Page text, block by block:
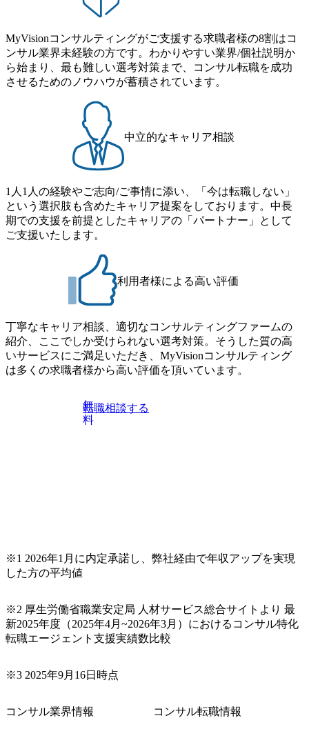
ば上がれる環境となっている 安定した経営環境の下、コン
できる 豊富な経験を持つコンサル経験者の場合は、自らチ
ームを立ち上げることが可能 裁量をもった営業活動、デリ
バリー活動ができる(スタートアップとの協業、新規ソリュ
ーションの開発 など) シンプレクスの顧客基盤、エンジニ
できる 2026年8月21日(金) 19:30〜21:30 (19:20開場) 2026年8
月12日(水) 16:00 ※参加状況によっては抽選とさせていただ
く可能性がございます。 このたび、ファーム経験者の方を
対象にした懇親会形式の採用イベント「サロンイベント」
を開催いたします。 カジュアルな場で現場社員と直接交流
できる機会ですので、ぜひご参加ください。 当日はXspear
Consulting代表取締役の早田とMDやその他現場社員が複数
名参加する予定です！ ●費用 : 無料 虎ノ門ヒルズ付近 ※詳
細な場所については参加者の方へ個別でご連絡いたしま
す。 コンサルファームにてマネージャー以上の職務を担当
の場となっている <u>教育・研修プログラムが非常に充実</
番組があり、新卒紹介、会社の七不思議紹介等、規模が大
きくなっていく中で社員同士のつながりを広げる取り組み
もしている 今後の成長戦略として海外展開を見据えてい
る。足元のグローバル案件割合は10%程度だが、英語が得
ンスも大きい。 代表インタビュー https://note.com/dirbato/n/n0
a040c36b128 Forbes JAPAN BrandVoice Studio 「使命はテクノ
ロジーで企業の可能性を引き出すこと。日本に求められるI
Tコンサルタントという伴走者」 https://forbesjapan.com/article
s/detail/67452 Forbes JAPAN BrandVoice Studio 「コンサル業
界におけるIT人材価値再興。Dirbatoの最前線パートナーが
切り開くテクノロジーの変革」 https://forbesjapan.com/articles/
preview/68657?preview=TAI1oir8Coe5Df3zuZhtd24YfH72/Zzdm
BTIEMOnWUWREjOFLO1IL1KPEi4dgCbb Forbes JAPAN Bra
ndVoice Studio 「求めるのは、競争と連帯 。IT特化の急成長
ファーム・Dirbatoの社員支援」 https://forbesjapan.com/articles/
detail/69848 MyViision企業インタビュー① https://my-vision.co.
jp/consulting-firm/dirbato/interview01 MyViision企業インタビュ
ー② https://my-vision.co.jp/consulting-firm/dirbato/interview02 20
26年8月18日(火) 19:00開始～最長20:00終了 2026年8月13日
(木) 16:00 当日はDirbatoの現役トップコンサルタントが業界
動向を踏まえ、コンサルティング市場の最新トレンドをお
伝えいたします。コンサルティング業界への転職を迷われ
ている方や情報収集を行いたい方のご参加も歓迎です。更
上位職のコンサルタントだけでなく、メンバークラスのコ
ンサルタントも登壇しますので、当社へ気になることや転
職後のご不安な事はその場でご質問いただけますので、ぜ
承ください。 【服装・持ち物】 ・特になし カジュアルな服
装でご参加ください。 【募集ポジション】 ITコンサルタン
定 ・全社デジタルトランスフォーメーション企画構想 ・業
務/組織/システムの現状分析/RPA選定/導入/実装 ・プライベ
ート/パブリッククラウド導入 ・AI活用による業務効率化/
企画 ・Disruptive Technologyを活用した新規事業の立案/推
上げていきたい ・サービスやソリューションに捉われず、
MyVisionコンサルティングがご支援する求職者様の8割はコ
ンサル業界未経験の方です。わかりやすい業界/個社説明か
ら始まり、最も難しい選考対策まで、コンサル転職を成功
させるためのノウハウが蓄積されています。
中立的なキャリア相談
1人1人の経験やご志向/ご事情に添い、「今は転職しない」
という選択肢も含めたキャリア提案をしております。中長
期での支援を前提としたキャリアの「パートナー」として
ご支援いたします。
利用者様による高い評価
丁寧なキャリア相談、適切なコンサルティングファームの
紹介、ここでしか受けられない選考対策。そうした質の高
いサービスにご満足いただき、MyVisionコンサルティング
は多くの求職者様から高い評価を頂いています。
無
料
転職相談する
※1 2026年1月に内定承諾し、弊社経由で年収アップを実現
した方の平均値
※2 厚生労働省職業安定局 人材サービス総合サイトより 最
新2025年度（2025年4月~2026年3月）におけるコンサル特化
転職エージェント支援実績数比較
※3 2025年9月16日時点
コンサル業界情報 コンサル転職情報